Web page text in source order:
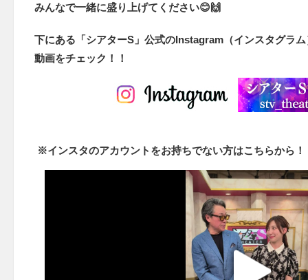
みんなで一緒に盛り上げてください😊🙌
下にある「シアターS」公式のInstagram（インスタグラ
動画をチェック！！
※インスタのアカウントをお持ちでない方はこちらから！